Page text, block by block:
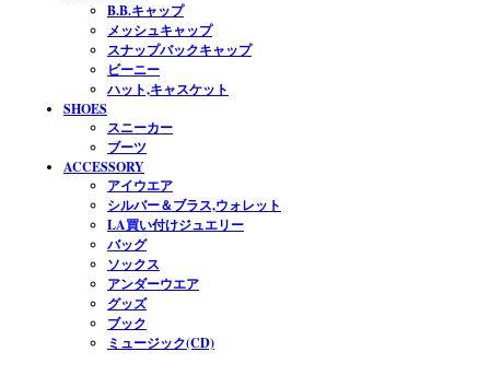
B.B.キャップ
メッシュキャップ
スナップバックキャップ
ビーニー
ハット,キャスケット
SHOES
スニーカー
ブーツ
ACCESSORY
アイウエア
シルバー＆ブラス,ウォレット
LA買い付けジュエリー
バッグ
ソックス
アンダーウエア
グッズ
ブック
ミュージック(CD)